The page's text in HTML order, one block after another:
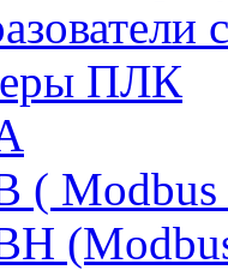
ПЛК
( Modbus